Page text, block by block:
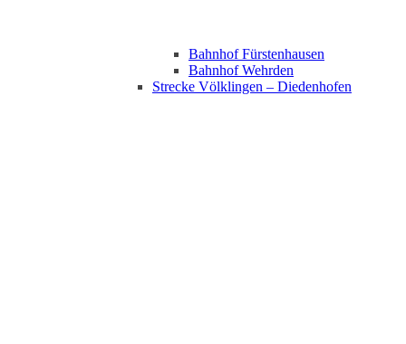
Bahnhof Fürstenhausen
Bahnhof Wehrden
Strecke Völklingen – Diedenhofen